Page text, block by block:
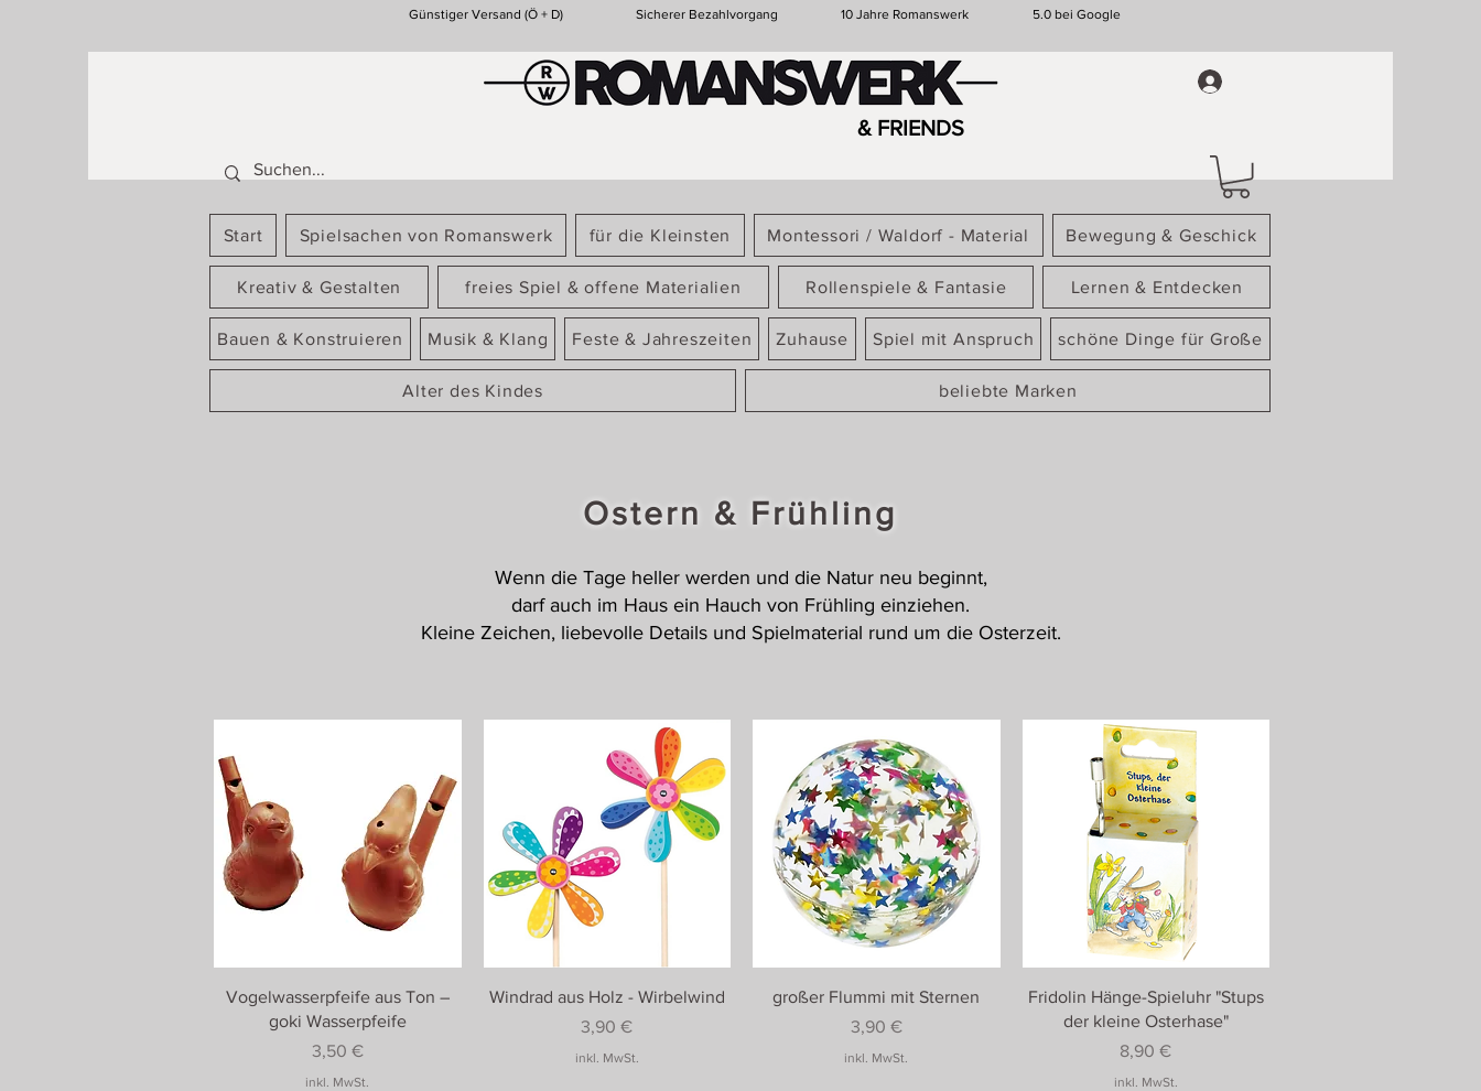
Günstiger Versand (Ö + D) Sicherer Bezahlvorgang 10 Jahre Romanswerk 5.0 bei Google
& FRIENDS
Start Spielsachen von Romanswerk für die Kleinsten Montessori / Waldorf - Material Bewegung & Geschick
Kreativ & Gestalten freies Spiel & offene Materialien Rollenspiele & Fantasie Lernen & Entdecken
Bauen & Konstruieren Musik & Klang Feste & Jahreszeiten Zuhause Spiel mit Anspruch schöne Dinge für Große
Alter des Kindes beliebte Marken
Ostern & Frühling
Wenn die Tage heller werden und die Natur neu beginnt,
darf auch im Haus ein Hauch von Frühling einziehen.
Kleine Zeichen, liebevolle Details und Spielmaterial rund um die Osterzeit.
Vogelwasserpfeife aus Ton –
goki Wasserpfeife
Preis
3,50 €
inkl. MwSt.
Windrad aus Holz - Wirbelwind
Preis
3,90 €
inkl. MwSt.
großer Flummi mit Sternen
Preis
3,90 €
inkl. MwSt.
Fridolin Hänge-Spieluhr "Stups
der kleine Osterhase"
Preis
8,90 €
inkl. MwSt.